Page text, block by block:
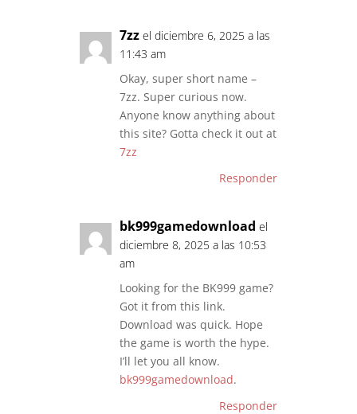
7zz el diciembre 6, 2025 a las
11:43 am
Okay, super short name –
7zz. Super curious now.
Anyone know anything about
this site? Gotta check it out at
7zz
Responder
bk999gamedownload el
diciembre 8, 2025 a las 10:53
am
Looking for the BK999 game?
Got it from this link.
Download was quick. Hope
the game is worth the hype.
I’ll let you all know.
bk999gamedownload.
Responder